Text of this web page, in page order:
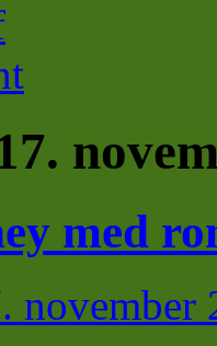
med
november